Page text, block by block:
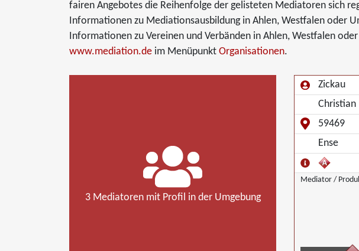
fairen Angebotes die Reihenfolge der gelisteten Mediatoren sich
Informationen zu Mediationsausbildung in Ahlen, Westfalen oder
Informationen zu Vereinen und Verbänden in Ahlen, Westfalen
www.mediation.de im Menüpunkt Organisationen.
3 Mediatoren mit Profil in der Umgebung
Zickau
Christian
59469
Ense
Mediator /